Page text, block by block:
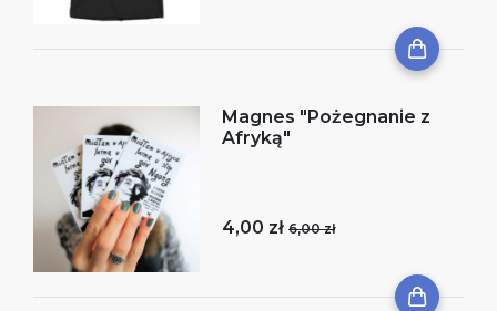
Magnes "Pożegnanie z
Afryką"
4,00 zł 6,00 zł